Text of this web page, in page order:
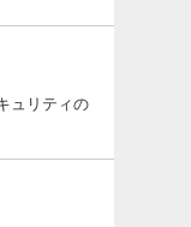
ュリティの